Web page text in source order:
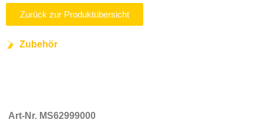
Zurück zur Produktübersicht
Zubehör
Art-Nr. MS62999000